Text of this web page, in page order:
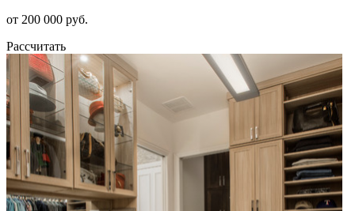
от 200 000 руб.
Рассчитать